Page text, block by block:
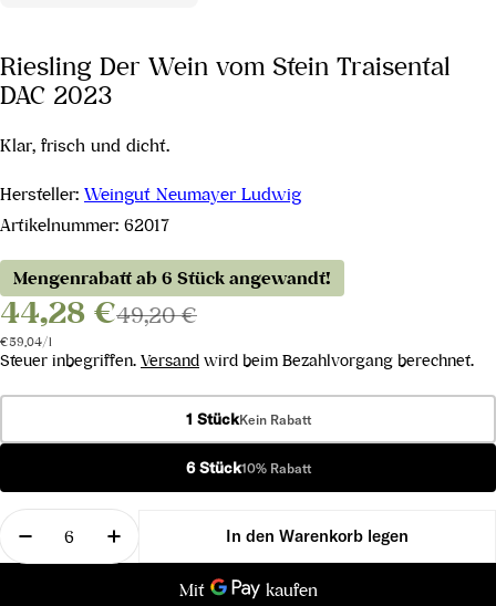
Riesling Der Wein vom Stein Traisental
DAC 2023
Klar, frisch und dicht.
Hersteller: Weingut Neumayer Ludwig
Artikelnummer: 62017
Mengenrabatt ab 6 Stück angewandt!
44,28 €49,20 €
Stückpreis
€59,04/pro
l
Steuer inbegriffen. Versand wird beim Bezahlvorgang berechnet.
1 StückKein Rabatt
6 Stück10% Rabatt
Menge
Menge für Riesling Der Wein vom Stein
Menge für Riesling Der Wein vom Stein
In den Warenkorb legen